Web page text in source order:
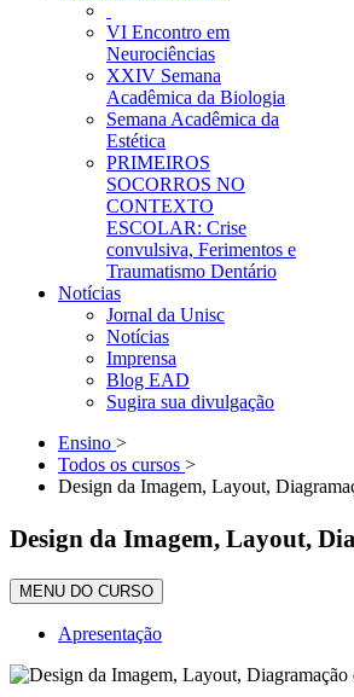
VI Encontro em
Neurociências
XXIV Semana
Acadêmica da Biologia
Semana Acadêmica da
Estética
PRIMEIROS
SOCORROS NO
CONTEXTO
ESCOLAR: Crise
convulsiva, Ferimentos e
Traumatismo Dentário
Notícias
Jornal da Unisc
Notícias
Imprensa
Blog EAD
Sugira sua divulgação
Ensino >
Todos os cursos >
Design da Imagem, Layout,
Design da Imagem, Layout,
MENU DO CURSO
Apresentação